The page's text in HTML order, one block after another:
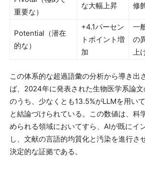
重要な）
な大幅上昇
修
Potential（潜在
的な）
+4.1パーセン
トポイント増
加
一
の
上
この体系的な超過語彙の分析から導き出
ば、2024年に発表された生物医学系論文
のうち、少なくとも13.5%がLLMを用い
と結論づけられている。この数値は、科
められる領域においてすら、AIが既にイ
し、文献の言語的均質化と汚染を進行さ
決定的な証拠である。